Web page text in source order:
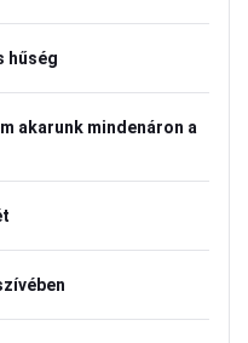
hűség
akarunk mindenáron a